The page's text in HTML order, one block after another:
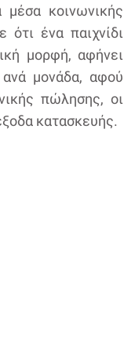
κοινωνικής
ένα παιχνίδι
μορφή, αφήνει
μονάδα, αφού
πώλησης, οι
κατασκευής.